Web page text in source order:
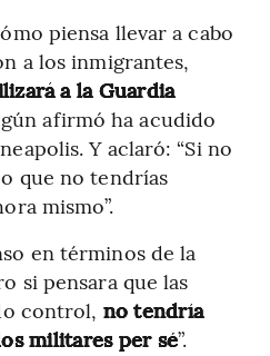
piensa llevar a cabo
a los inmigrantes,
a la Guardia
afirmó ha acudido
Y aclaró: “Si no
que no tendrías
mismo”.
en términos de la
si pensara que las
control, no tendría
militares per sé”.